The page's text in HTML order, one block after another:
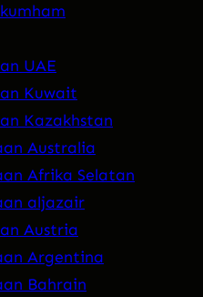
UAE
Kuwait
Kazakhstan
Australia
Afrika Selatan
aljazair
Austria
Argentina
Bahrain